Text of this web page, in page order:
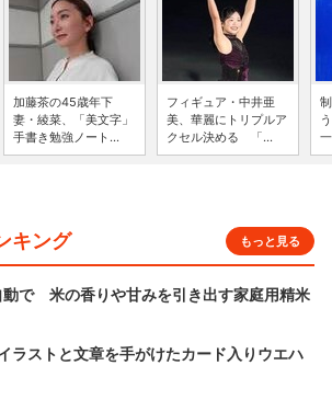
加藤茶の45歳年下
妻・綾菜、「美文字」
手書き勉強ノート...
フィギュア・中井亜
美、華麗にトリプルア
クセル決める 「...
キング もっと見る
で 米の香りや甘みを引き出す家庭用精米
ラストと文章を手がけたカード入りウエハ